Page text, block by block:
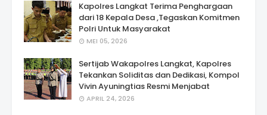
Kapolres Langkat Terima Penghargaan
dari 18 Kepala Desa ,Tegaskan Komitmen
Polri Untuk Masyarakat
MEI 05, 2026
Sertijab Wakapolres Langkat, Kapolres
Tekankan Soliditas dan Dedikasi, Kompol
Vivin Ayuningtias Resmi Menjabat
APRIL 24, 2026